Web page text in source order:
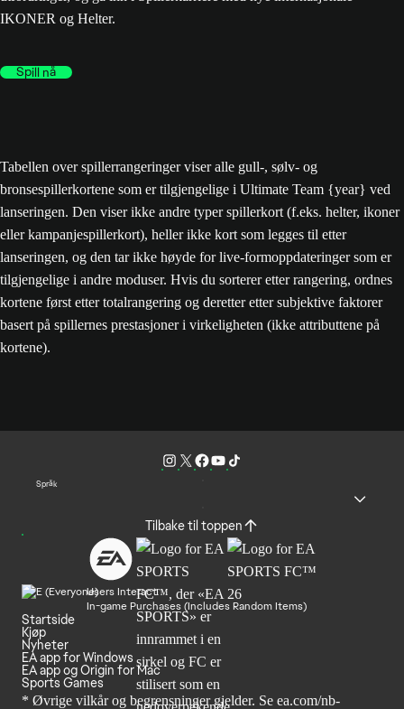
IKONER og Helter.
Spill nå
Tabellen over spillerrangeringer viser alle gull-, sølv- og
bronsespillerkortene som er tilgjengelige i Ultimate Team {year} ved
lanseringen. Den viser ikke andre typer spillerkort (f.eks. helter, ikoner
eller kampanjespillerkort), heller ikke kort som legges til etter
lanseringen, og den tar ikke høyde for live-formoppdateringer som er
tilgjengelige i andre moduser. Hvis du sorterer etter rangering, ordnes
kortene først etter totalrangering og deretter etter subjektive faktorer
basert på spillernes prestasjoner i virkeligheten (ikke attributtene på
kortene).
Språk
Tilbake til toppen
Users Interact
In-game Purchases (Includes Random Items)
Startside
Kjøp
Nyheter
EA app for Windows
EA app og Origin for Mac
Sports Games
* Øvrige vilkår og begrensninger gjelder. Se ea.com/nb-